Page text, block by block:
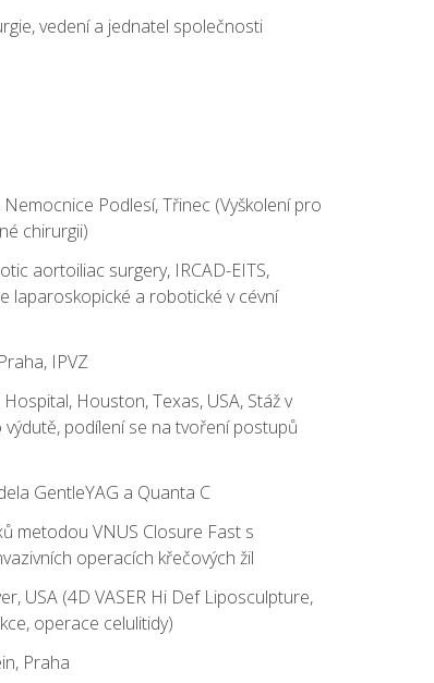
vedení a jednatel společnosti
Podlesí, Třinec (Vyškolení pro
chirurgii)
aortoiliac surgery, IRCAD-EITS,
laparoskopické a robotické v cévní
IPVZ
Houston, Texas, USA, Stáž v
podílení se na tvoření postupů
GentleYAG a Quanta C
metodou VNUS Closure Fast s
operacích křečových žil
USA (4D VASER Hi Def Liposculpture,
operace celulitidy)
Praha